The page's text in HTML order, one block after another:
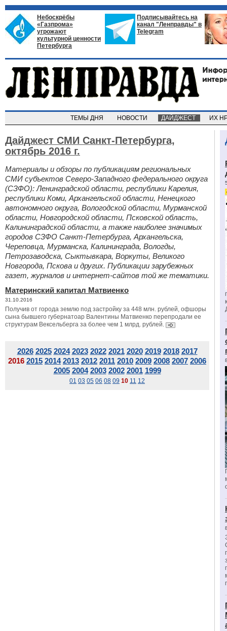
Небоскрёбы
«Газпрома»
угрожают
культурной ценности
Петербурга
Подписывайтесь на
канал "Ленправды" в
Telegram
ТЕМЫ ДНЯ НОВОСТИ ДАЙДЖЕСТ ИХ
Дайджест СМИ Санкт-Петербурга,
октябрь 2016 г.
Материалы и обзоры по публикациям региональных
СМИ субъектов Северо-Западного федерального округа
(СЗФО): Ленинградской области, республики Карелия,
республики Коми, Архангельской области, Ненецкого
автономного округа, Вологодской области, Мурманской
области, Новгородской области, Псковской область,
Калининградской области, а также наиболее значимых
городов СЗФО Санкт-Петербурга, Архангельска,
Череповца, Мурманска, Калининграда, Вологды,
Петрозаводска, Сыктывкара, Воркуты, Великого
Новгорода, Пскова и других. Публикации зарубежных
газет, журналов и интернет-сайтов той же тематики.
Материнский капитал Матвиенко
31.10.2016
Получив от города землю под застройку за 448 млн. рублей, офшоры
сына бывшего губернатоар Валентины Матвиенко перепродали ее
структурам Вексельберга за более чем 1 млрд. рублей.
2026 2025 2024 2023 2022 2021 2020 2019 2018 2017
2016 2015 2014 2013 2012 2011 2010 2009 2008 2007 2006
2005 2004 2003 2002 2001 1999
01 03 05 06 08 09 10 11 12